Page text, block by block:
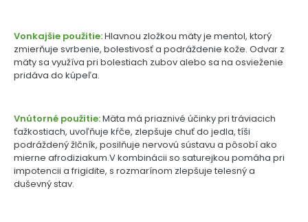
Vonkajšie použitie:Hlavnou zložkou mäty je mentol, ktorý
zmierňuje svrbenie, bolestivosť a podráždenie kože. Odvar z
mäty sa využíva pri bolestiach zubov alebo sa na osvieženie
pridáva do kúpeľa.
Vnútorné použitie:Mäta má priaznivé účinky pri tráviacich
ťažkostiach, uvoľňuje kŕče, zlepšuje chuť do jedla, tíši
podráždený žlčník, posilňuje nervovú sústavu a pôsobí ako
mierne afrodiziakum.V kombinácii so saturejkou pomáha pri
impotencii a frigidite, s rozmarínom zlepšuje telesný a
duševný stav.